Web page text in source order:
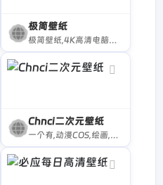
极简壁纸
极简壁纸,4K高清电脑桌面壁纸图库,海量4K电脑壁纸,壁纸网站,美女,动漫,风景,4k高清,4k超清,电脑壁纸桌面
Chnci二次元壁纸
一个有,动漫COS,绘画,插画,动漫美图壁纸,P站推荐,动漫插画,COSPLAY 等各种各样有关二次元的小网站